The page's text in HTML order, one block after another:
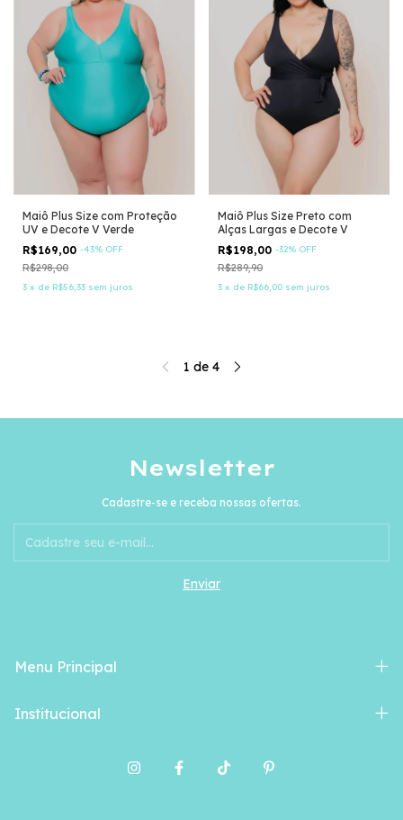
Maiô Plus Size com Proteção
UV e Decote V Verde
R$169,00 -43% OFF
R$298,00
3 x de R$56,33 sem juros
Maiô Plus Size Preto com
Alças Largas e Decote V
R$198,00 -32% OFF
R$289,90
3 x de R$66,00 sem juros
1 de 4
Newsletter
Cadastre-se e receba nossas ofertas.
Menu Principal
Institucional